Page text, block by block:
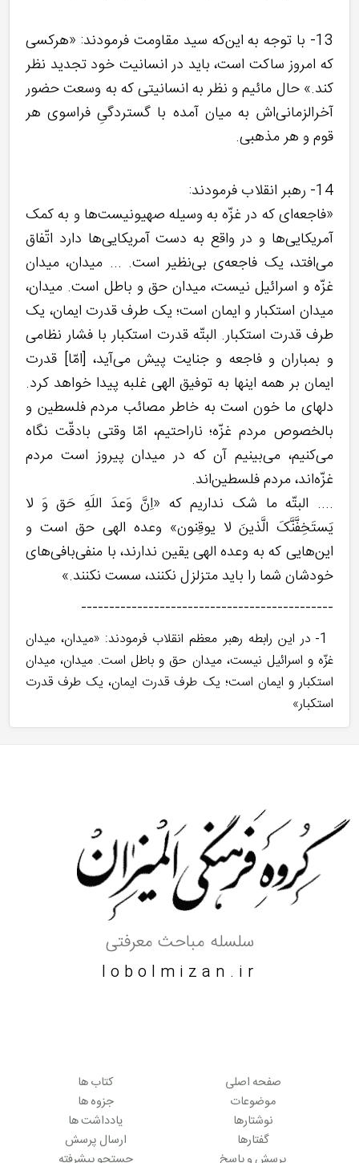
13- با توجه به این‌که سید مقاومت فرمودند: «هرکسی
که امروز ساکت است، باید در انسانیت خود تجدید نظر
کند.» حال مائیم و نظر به انسانیتی که به وسعت حضور
آخرالزمانی‌اش به میان آمده با گستردگیِ فراسوی هر
قوم و هر مذهبی.
14- رهبر انقلاب فرمودند:
«فاجعه‌ای که در غزّه به وسیله‌ صهیونیست‌ها و به کمک
آمریکایی‌ها و در واقع به دست آمریکایی‌ها دارد اتّفاق
می‌افتد، یک فاجعه‌ی بی‌نظیر است. ... میدان، میدان
غزّه و اسرائیل نیست، میدان حق و باطل است. میدان،
میدان استکبار و ایمان است؛‌ یک طرف قدرت ایمان، یک
طرف قدرت استکبار. البتّه قدرت استکبار با فشار نظامی
و بمباران و فاجعه و جنایت پیش می‌آید، [امّا] قدرت
ایمان بر همه‌ اینها به توفیق الهی غلبه پیدا خواهد کرد.
دلهای ما خون است به خاطر مصائب مردم فلسطین و
بالخصوص مردم غزّه؛ ناراحتیم، امّا وقتی بادقّت نگاه
می‌کنیم، می‌بینیم آن که در میدان پیروز است مردم
غزّه‌اند، مردم فلسطین‌اند.
.... البتّه ما شک نداریم که «اِنَّ وَعدَ اللَهِ حَق وَ لا
یَستَخِفَّنَّکَ الَّذینَ لا یوقِنون‌‌» وعده‌ الهی حق است و
این‌هایی که به وعده‌ الهی یقین ندارند، با منفی‌بافی‌های
خودشان شما را باید متزلزل نکنند، سست نکنند.»
---------------------------------------------
1- در این رابطه رهبر معظم انقلاب فرمودند: «میدان، میدان
غزّه و اسرائیل نیست، میدان حق و باطل است. میدان، میدان
استکبار و ایمان است؛‌ یک طرف قدرت ایمان، یک طرف قدرت
استکبار»
سلسله مباحث معرفتی
lobolmizan.ir
صفحه اصلی
موضوعات
نوشتارها
گفتارها
کتاب ها
جزوه ها
یادداشت ها
ارسال پرسش